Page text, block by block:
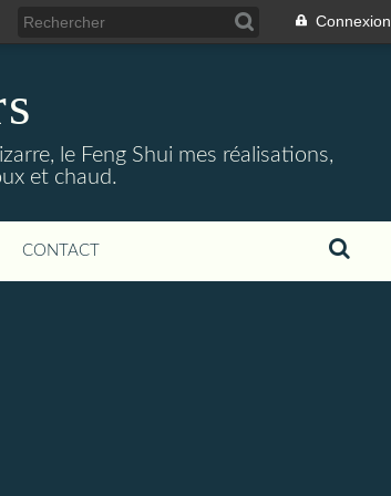
Connexion
le Feng Shui mes réalisations,
et chaud.
CONTACT